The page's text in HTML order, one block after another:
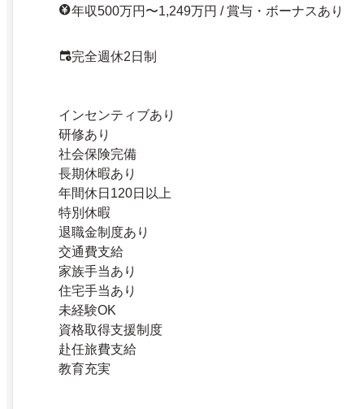
年収500万円〜1,249万円 / 賞与・ボーナスあり
完全週休2日制
インセンティブあり
研修あり
社会保険完備
長期休暇あり
年間休日120日以上
特別休暇
退職金制度あり
交通費支給
家族手当あり
住宅手当あり
未経験OK
資格取得支援制度
赴任旅費支給
教育充実